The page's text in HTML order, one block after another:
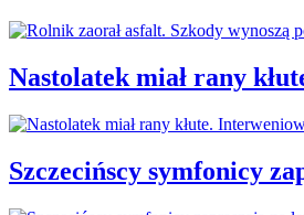
Nastolatek miał rany
Szczecińscy symfonicy